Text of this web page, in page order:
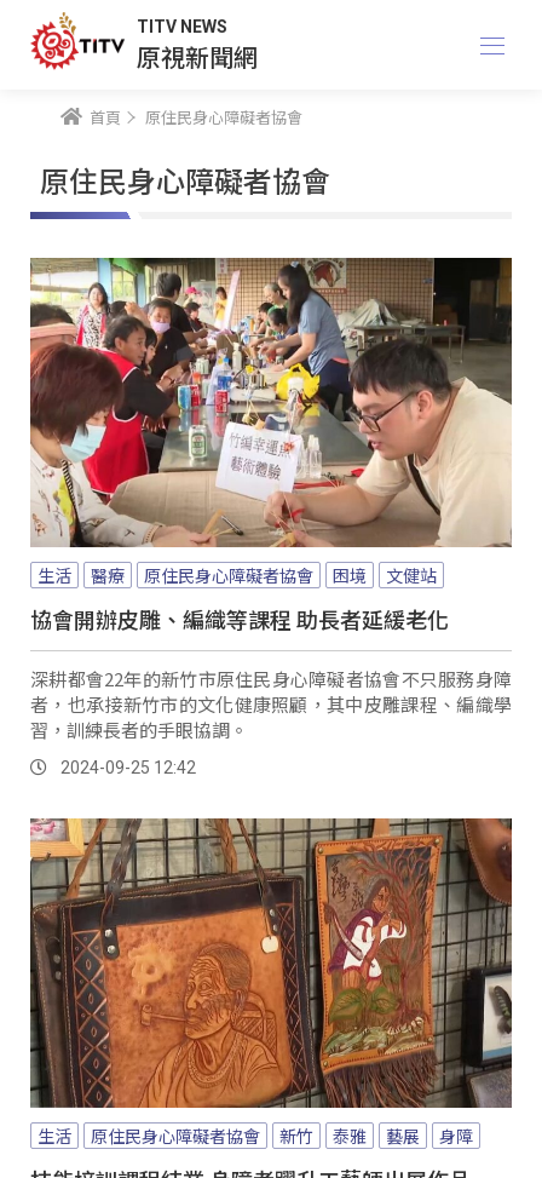
TITV NEWS
原視新聞網
首頁 原住民身心障礙者協會
原住民身心障礙者協會
生活 醫療 原住民身心障礙者協會 困境 文健站
協會開辦皮雕、編織等課程 助長者延緩老化
深耕都會22年的新竹市原住民身心障礙者協會不只服務身障
者，也承接新竹市的文化健康照顧，其中皮雕課程、編織學
習，訓練長者的手眼協調。
2024-09-25 12:42
生活 原住民身心障礙者協會 新竹 泰雅 藝展 身障